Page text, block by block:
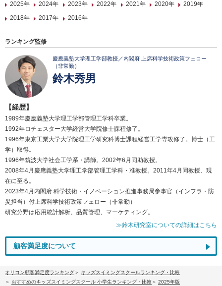
2025年
2024年 2023年 2022年 2021年 2020年
2019年
2018年
2017年 2016年
ランキング監修
慶應義塾大学理工学部教授／内閣府 上席科学技術政策フェロー
（非常勤）
鈴木秀男
【経歴】
1989年慶應義塾大学理工学部管理工学科卒業。
1992年ロチェスター大学経営大学院修士課程修了。
1996年東京工業大学大学院理工学研究科博士課程経営工学専攻修了。博士（工
学）取得。
1996年筑波大学社会工学系・講師。2002年6月同助教授。
2008年4月慶應義塾大学理工学部管理工学科・准教授。2011年4月同教授、現
在に至る。
2023年4月内閣府 科学技術・イノベーション推進事務局参事官（インフラ・防
災担当）付上席科学技術政策フェロー（非常勤）
研究分野は応用統計解析、品質管理、マーケティング。
≫鈴木研究室についての詳細はこちら
顧客満足度について
オリコン顧客満足度ランキング
キッズスイミングスクールランキング・比較
おすすめのキッズスイミングスクール 小学生ランキング・比較
2025年版